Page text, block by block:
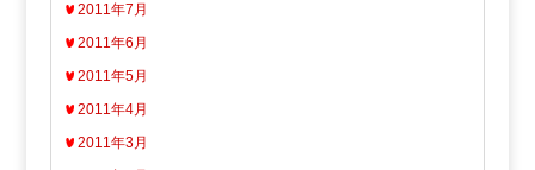
2011年7月
2011年6月
2011年5月
2011年4月
2011年3月